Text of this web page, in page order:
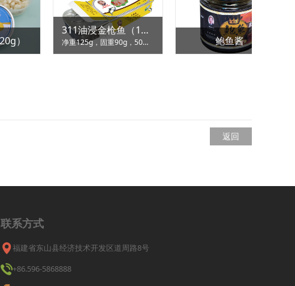
高汤/盐水鲍鱼罐头（425g）
N.W.:425g D.W.:180g 4件/罐 311油浸金枪鱼罐头
返回
联系方式
福建省东山县经济技术开发区道周路8号
+86.596-5868888